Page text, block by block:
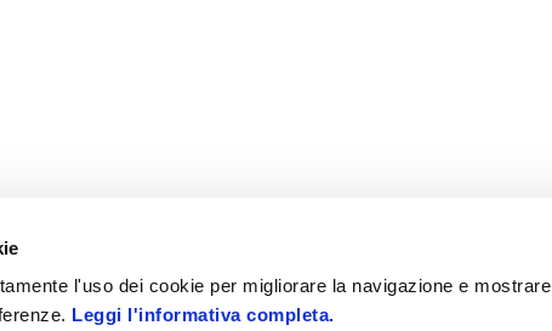
l'uso dei cookie per migliorare la navigazione e mostrare
Leggi l'informativa completa.